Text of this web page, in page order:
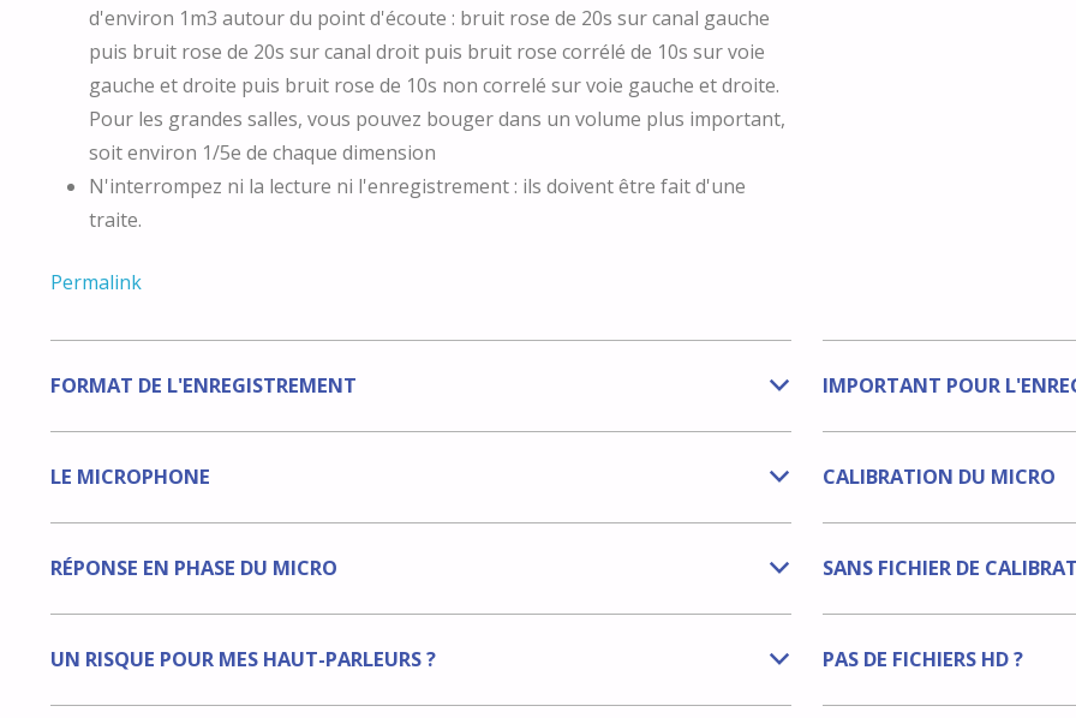
d'environ 1m3 autour du point d'écoute : bruit rose de 20s sur canal gauche
puis bruit rose de 20s sur canal droit puis bruit rose corrélé de 10s sur voie
gauche et droite puis bruit rose de 10s non correlé sur voie gauche et droite.
Pour les grandes salles, vous pouvez bouger dans un volume plus important,
soit environ 1/5e de chaque dimension
N'interrompez ni la lecture ni l'enregistrement : ils doivent être fait d'une
traite.
Permalink
b
FORMAT DE L'ENREGISTREMENT IMPORTANT POUR
b
LE MICROPHONE CALIBRATION DU MICRO
b
RÉPONSE EN PHASE DU MICRO SANS FICHIER DE
b
UN RISQUE POUR MES HAUT-PARLEURS ? PAS DE FICHIERS HD ?